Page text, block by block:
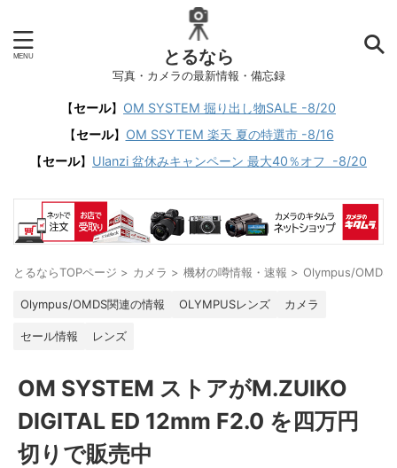
とるなら
写真・カメラの最新情報・備忘録
【セール】 OM SYSTEM 掘り出し物SALE -8/20
【セール】 OM SSYTEM 楽天 夏の特選市 -8/16
【セール】 Ulanzi 盆休みキャンペーン 最大40％オフ -8/20
とるならTOPページ > カメラ > 機材の噂情報・速報 > Olympus/OMDS
Olympus/OMDS関連の情報 OLYMPUSレンズ カメラ
セール情報 レンズ
OM SYSTEM ストアがM.ZUIKO
DIGITAL ED 12mm F2.0 を四万円
切りで販売中